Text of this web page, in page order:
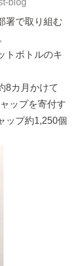
blog
署で取り組む
トボトルのキ
8カ月かけて
ップを寄付す
ップ約1,250個